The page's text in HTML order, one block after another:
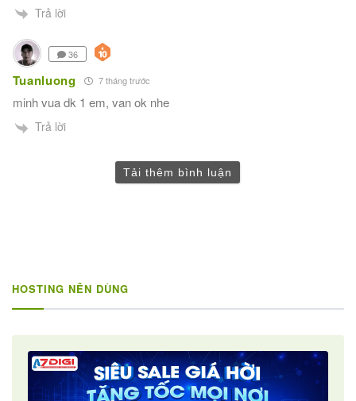
Trả lời
36
Tuanluong 7 tháng trước
minh vua dk 1 em, van ok nhe
Trả lời
Tải thêm bình luận
HOSTING NÊN DÙNG